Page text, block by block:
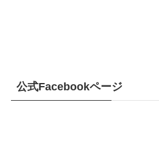
公式Facebookページ